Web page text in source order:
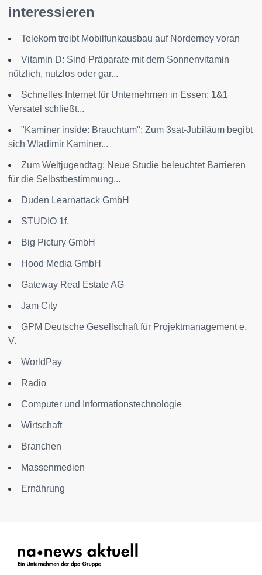
interessieren
Telekom treibt Mobilfunkausbau auf Norderney voran
Vitamin D: Sind Präparate mit dem Sonnenvitamin
nützlich, nutzlos oder gar...
Schnelles Internet für Unternehmen in Essen: 1&1
Versatel schließt...
"Kaminer inside: Brauchtum": Zum 3sat-Jubiläum begibt
sich Wladimir Kaminer...
Zum Weltjugendtag: Neue Studie beleuchtet Barrieren
für die Selbstbestimmung...
Duden Learnattack GmbH
STUDIO 1f.
Big Pictury GmbH
Hood Media GmbH
Gateway Real Estate AG
Jam City
GPM Deutsche Gesellschaft für Projektmanagement e.
V.
WorldPay
Radio
Computer und Informationstechnologie
Wirtschaft
Branchen
Massenmedien
Ernährung